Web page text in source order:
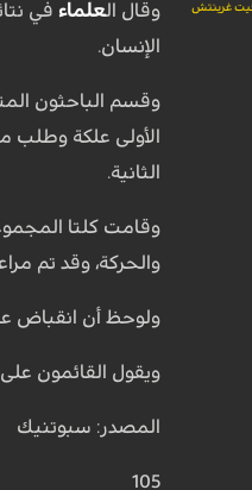
وقال العلماءفي
الإنسان.
الثانية.
وقامت كلتا
والحركة، وقد تم
ولوحظ أن انقباض
ويقول القائمون
المصدر: سبوتنيك
105